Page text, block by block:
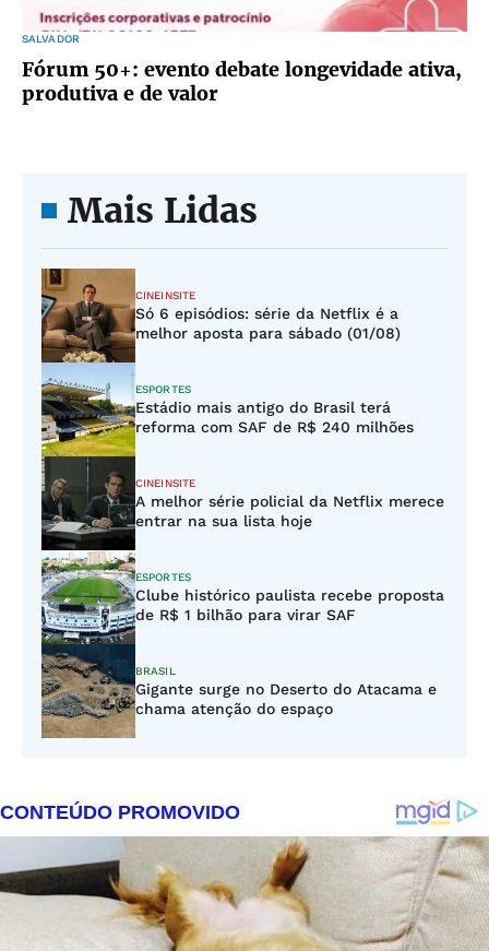
SALVADOR
Fórum 50+: evento debate longevidade ativa,
produtiva e de valor
Mais Lidas
CINEINSITE
Só 6 episódios: série da Netflix é a
melhor aposta para sábado (01/08)
ESPORTES
Estádio mais antigo do Brasil terá
reforma com SAF de R$ 240 milhões
CINEINSITE
A melhor série policial da Netflix merece
entrar na sua lista hoje
ESPORTES
Clube histórico paulista recebe proposta
de R$ 1 bilhão para virar SAF
BRASIL
Gigante surge no Deserto do Atacama e
chama atenção do espaço